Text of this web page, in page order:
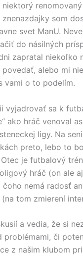
som
svet ManU.
do násilných
zapratal niekoľko
alebo mi
vami o to podelím.
vyjadrovať sa k
ako hráč venoval
ligy. Na
preto, lebo to
je futbalový
hráč (on ale
nemá radosť
tom zmierení
a vedia, že si
či
z našim klubom